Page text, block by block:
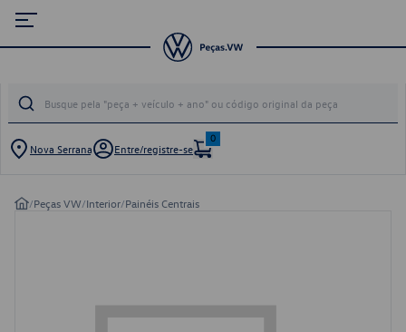
Nova Serrana Entre/registre-se
0
/Peças VW/Interior/Painéis Centrais